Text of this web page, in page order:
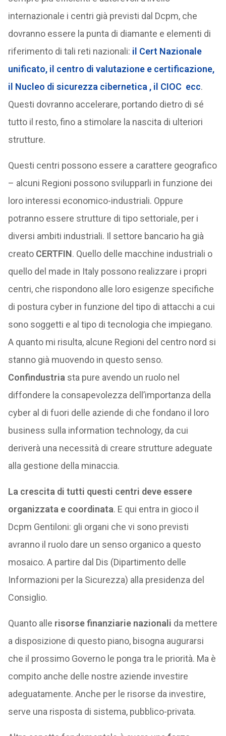
internazionale i centri già previsti dal Dcpm, che
dovranno essere la punta di diamante e elementi di
riferimento di tali reti nazionali: il Cert Nazionale
unificato, il centro di valutazione e certificazione,
il Nucleo di sicurezza cibernetica , il CIOC ecc.
Questi dovranno accelerare, portando dietro di sé
tutto il resto, fino a stimolare la nascita di ulteriori
strutture.
Questi centri possono essere a carattere geografico
– alcuni Regioni possono svilupparli in funzione dei
loro interessi economico-industriali. Oppure
potranno essere strutture di tipo settoriale, per i
diversi ambiti industriali. Il settore bancario ha già
creato CERTFIN. Quello delle macchine industriali o
quello del made in Italy possono realizzare i propri
centri, che rispondono alle loro esigenze specifiche
di postura cyber in funzione del tipo di attacchi a cui
sono soggetti e al tipo di tecnologia che impiegano.
A quanto mi risulta, alcune Regioni del centro nord si
stanno già muovendo in questo senso.
Confindustria sta pure avendo un ruolo nel
diffondere la consapevolezza dell’importanza della
cyber al di fuori delle aziende di che fondano il loro
business sulla information technology, da cui
deriverà una necessità di creare strutture adeguate
alla gestione della minaccia.
La crescita di tutti questi centri deve essere
organizzata e coordinata. E qui entra in gioco il
Dcpm Gentiloni: gli organi che vi sono previsti
avranno il ruolo dare un senso organico a questo
mosaico. A partire dal Dis (Dipartimento delle
Informazioni per la Sicurezza) alla presidenza del
Consiglio.
Quanto alle risorse finanziarie nazionali da mettere
a disposizione di questo piano, bisogna augurarsi
che il prossimo Governo le ponga tra le priorità. Ma è
compito anche delle nostre aziende investire
adeguatamente. Anche per le risorse da investire,
serve una risposta di sistema, pubblico-privata.